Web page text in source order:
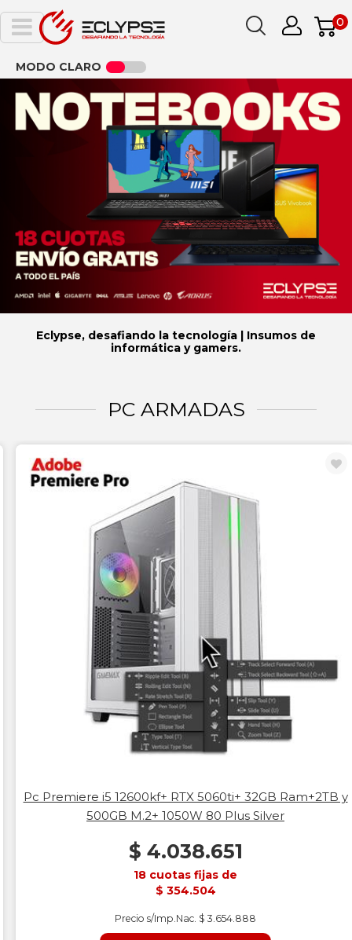
0
MODO CLARO
Eclypse, desafiando la tecnología | Insumos de
informática y gamers.
PC ARMADAS
Pc Premiere i5 12600kf+ RTX 5060ti+ 32GB Ram+2TB y
500GB M.2+ 1050W 80 Plus Silver
$ 4.038.651
18 cuotas fijas de
$ 354.504
Precio s/Imp.Nac. $ 3.654.888